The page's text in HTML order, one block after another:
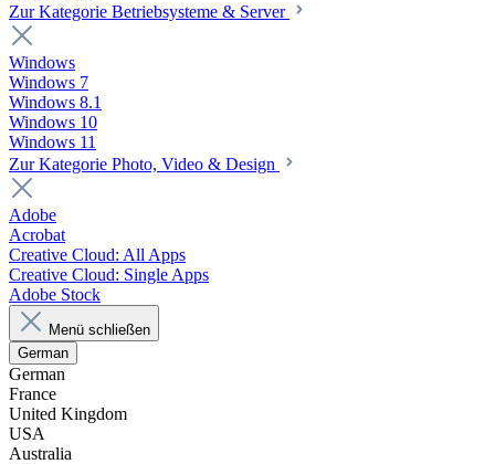
Zur Kategorie Betriebsysteme & Server
Windows
Windows 7
Windows 8.1
Windows 10
Windows 11
Zur Kategorie Photo, Video & Design
Adobe
Acrobat
Creative Cloud: All Apps
Creative Cloud: Single Apps
Adobe Stock
Menü schließen
German
German
France
United Kingdom
USA
Australia